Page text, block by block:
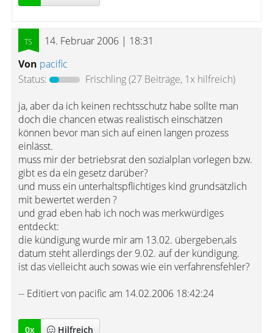
14. Februar 2006 | 18:31
Von pacific
Status:
Frischling(27 Beiträge, 1x hilfreich)
ja, aber da ich keinen rechtsschutz habe sollte man
doch die chancen etwas realistisch einschätzen
können bevor man sich auf einen langen prozess
einlässt.
muss mir der betriebsrat den sozialplan vorlegen bzw.
gibt es da ein gesetz darüber?
und muss ein unterhaltspflichtiges kind grundsätzlich
mit bewertet werden ?
und grad eben hab ich noch was merkwürdiges
entdeckt:
die kündigung wurde mir am 13.02. übergeben,als
datum steht allerdings der 9.02. auf der kündigung.
ist das vielleicht auch sowas wie ein verfahrensfehler?
-- Editiert von pacific am 14.02.2006 18:42:24
0x Hilfreich